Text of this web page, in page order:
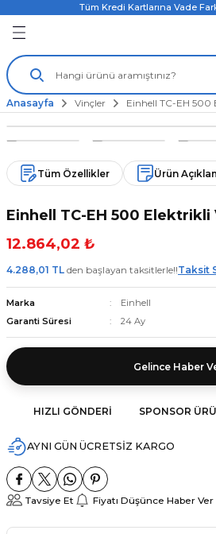
Tüm Kredi Kartlarına Vade
Anasayfa Vinçler Einhell TC-EH
Tüm Özellikler Ürün
Einhell TC-EH 500 Elektrikli
12.864,02 ₺
4.288,01 TL den başlayan taksitlerle!!Taksit
Marka
Einhell
Garanti Süresi
24 Ay
Gelince Haber
HIZLI GÖNDERI SPONSOR
AYNI GÜN ÜCRETSİZ KARGO
Tavsiye Et Fiyatı Düşünce Haber Ver